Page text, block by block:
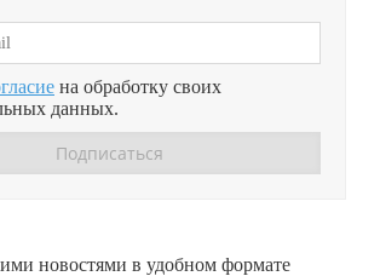
на обработку своих
данных.
новостями в удобном формате